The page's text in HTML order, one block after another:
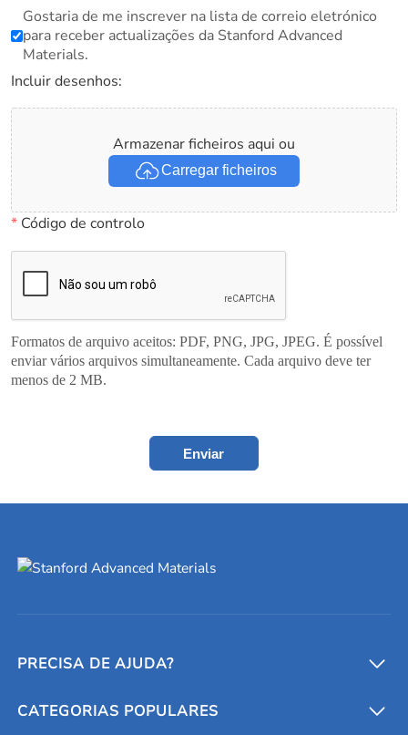
Gostaria de me inscrever na lista de correio eletrónico
para receber actualizações da Stanford Advanced
Materials.
Incluir desenhos:
Armazenar ficheiros aqui ou
Carregar ficheiros
*Código de controlo
Formatos de arquivo aceitos: PDF, PNG, JPG, JPEG. É possível
enviar vários arquivos simultaneamente. Cada arquivo deve ter
menos de 2 MB.
Enviar
PRECISA DE AJUDA?
Conversores e calculadoras
CATEGORIAS POPULARES